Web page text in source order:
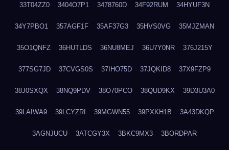
33T04ZZ0 3404O7P1 3478760D 34F92RUM 34HYUF3N
34Y7PBO1 357AGF1F 35AF37G3 35HVS0VG 35MJZMAN
35O1QNFZ 36HUTLDS 36NU8MEJ 36U7Y0NR 376J215Y
377SG7JD 37CVGS0S 37IHO75D 37JQKID8 37X9FZP9
38J0SXQX 38NQ9PDV 38O70PCO 38QUD9KX 39D3U3A0
39LAIWA9 39LCYZRI 39MGWN55 39PXKH1B 3A43DKQP
3AGNJUCU 3ATCGY3X 3BKC9MX3 3BORDPAR